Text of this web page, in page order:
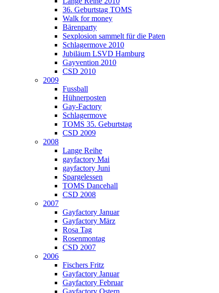
36. Geburtstag TOMS
Walk for money
Bärenparty
Sexplosion sammelt für die Paten
Schlagermove 2010
Jubiläum LSVD Hamburg
Gayvention 2010
CSD 2010
2009
Fussball
Hühnerposten
Gay-Factory
Schlagermove
TOMS 35. Geburtstag
CSD 2009
2008
Lange Reihe
gayfactory Mai
gayfactory Juni
Spargelessen
TOMS Dancehall
CSD 2008
2007
Gayfactory Januar
Gayfactory März
Rosa Tag
Rosenmontag
CSD 2007
2006
Fischers Fritz
Gayfactory Januar
Gayfactory Februar
Gayfactory Ostern